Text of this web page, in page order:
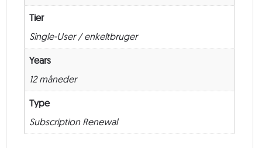
Tier
Single-User / enkeltbruger
Years
12 måneder
Type
Subscription Renewal